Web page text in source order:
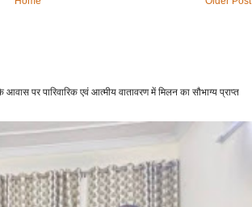
पर पारिवारिक एवं आत्मीय वातावरण में मिलन का सौभाग्य प्राप्त